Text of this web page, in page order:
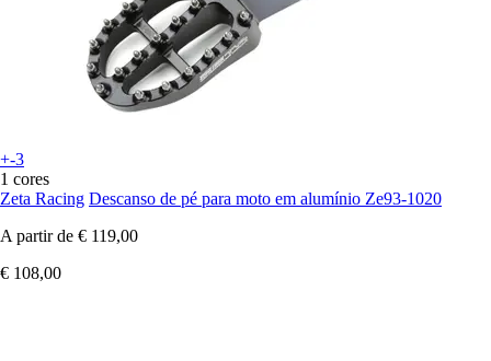
+-3
1 cores
Zeta Racing Descanso de pé para moto em alumínio Ze93-1020
A partir de € 119,00
€ 108,00